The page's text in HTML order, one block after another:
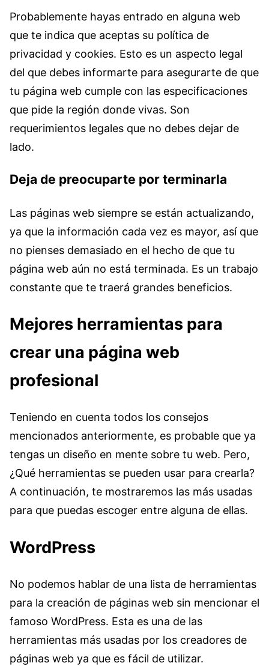
Probablemente hayas entrado en alguna web
que te indica que aceptas su política de
privacidad y cookies. Esto es un aspecto legal
del que debes informarte para asegurarte de que
tu página web cumple con las especificaciones
que pide la región donde vivas. Son
requerimientos legales que no debes dejar de
lado.
Deja de preocuparte por terminarla
Las páginas web siempre se están actualizando,
ya que la información cada vez es mayor, así que
no pienses demasiado en el hecho de que tu
página web aún no está terminada. Es un trabajo
constante que te traerá grandes beneficios.
Mejores herramientas para
crear una página web
profesional
Teniendo en cuenta todos los consejos
mencionados anteriormente, es probable que ya
tengas un diseño en mente sobre tu web. Pero,
¿Qué herramientas se pueden usar para crearla?
A continuación, te mostraremos las más usadas
para que puedas escoger entre alguna de ellas.
WordPress
No podemos hablar de una lista de herramientas
para la creación de páginas web sin mencionar el
famoso WordPress. Esta es una de las
herramientas más usadas por los creadores de
páginas web ya que es fácil de utilizar.